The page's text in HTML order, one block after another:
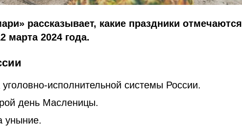
рассказывает, какие праздники отмечаются
марта 2024 года.
исполнительной системы России.
день Масленицы.
уныние.